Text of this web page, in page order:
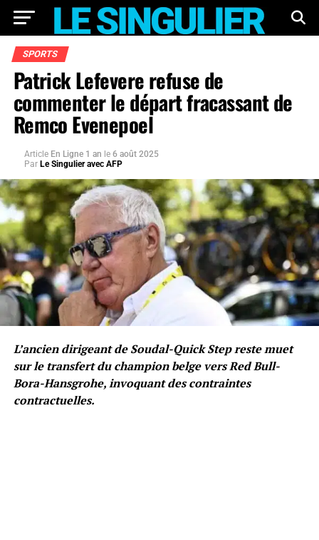
SPORTS
Patrick Lefevere refuse de
commenter le départ fracassant de
Remco Evenepoel
Article En Ligne 1 an le 6 août 2025
Par Le Singulier avec AFP
L’ancien dirigeant de Soudal-Quick Step reste muet
sur le transfert du champion belge vers Red Bull-
Bora-Hansgrohe, invoquant des contraintes
contractuelles.